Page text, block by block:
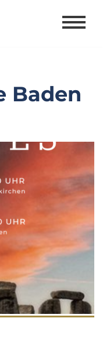
Baden